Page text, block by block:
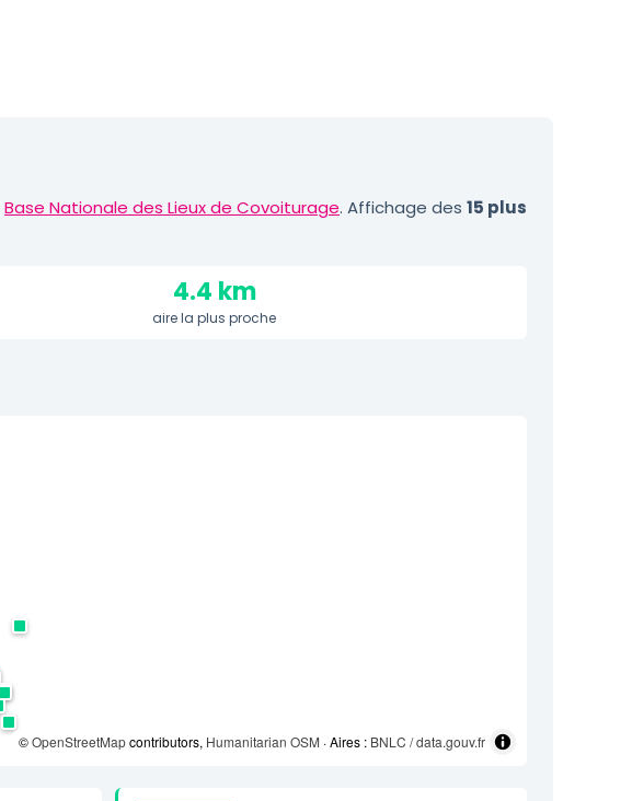
Base Nationale des Lieux de Covoiturage. Affichage des 15 plus
4.4 km
aire la plus proche
©OpenStreetMapcontributors, Humanitarian OSM · Aires : BNLC / data.gouv.fr